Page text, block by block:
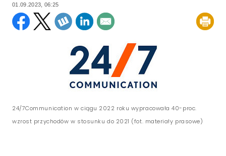
01.09.2023, 06:25
24/7Communication w ciągu 2022 roku wypracowała 40-proc.
wzrost przychodów w stosunku do 2021 (fot. materiały prasowe)